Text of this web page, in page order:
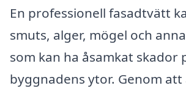
En professionell fasadtvätt
smuts, alger, mögel och
som kan ha åsamkat skador
byggnadens ytor. Genom